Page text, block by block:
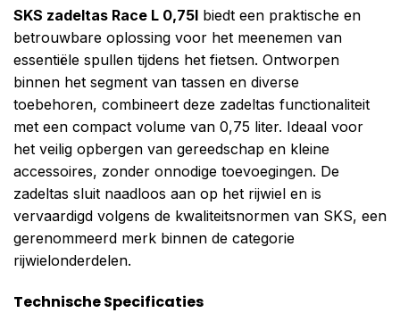
SKS zadeltas Race L 0,75l biedt een praktische en
betrouwbare oplossing voor het meenemen van
essentiële spullen tijdens het fietsen. Ontworpen
binnen het segment van tassen en diverse
toebehoren, combineert deze zadeltas functionaliteit
met een compact volume van 0,75 liter. Ideaal voor
het veilig opbergen van gereedschap en kleine
accessoires, zonder onnodige toevoegingen. De
zadeltas sluit naadloos aan op het rijwiel en is
vervaardigd volgens de kwaliteitsnormen van SKS, een
gerenommeerd merk binnen de categorie
rijwielonderdelen.
Technische Specificaties